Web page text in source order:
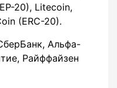
20), Litecoin,
(ERC-20).
Альфа-
Райффайзен